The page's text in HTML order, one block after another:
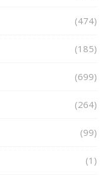
(474)
(185)
(699)
(264)
(99)
(1)